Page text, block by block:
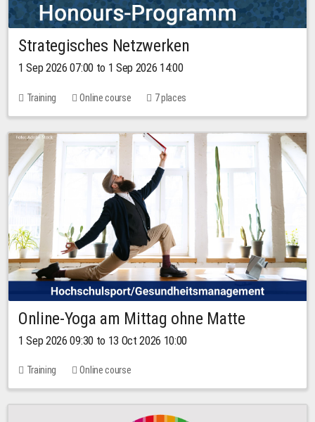
Strategisches Netzwerken
1 Sep 2026 07:00 to 1 Sep 2026 14:00
Training Online course 7 places
Online-Yoga am Mittag ohne Matte
1 Sep 2026 09:30 to 13 Oct 2026 10:00
Training Online course